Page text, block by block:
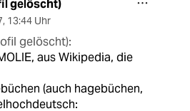
gelöscht)
, 13:44 Uhr
gelöscht):
aus Wikipedia, die
(auch hagebüchen,